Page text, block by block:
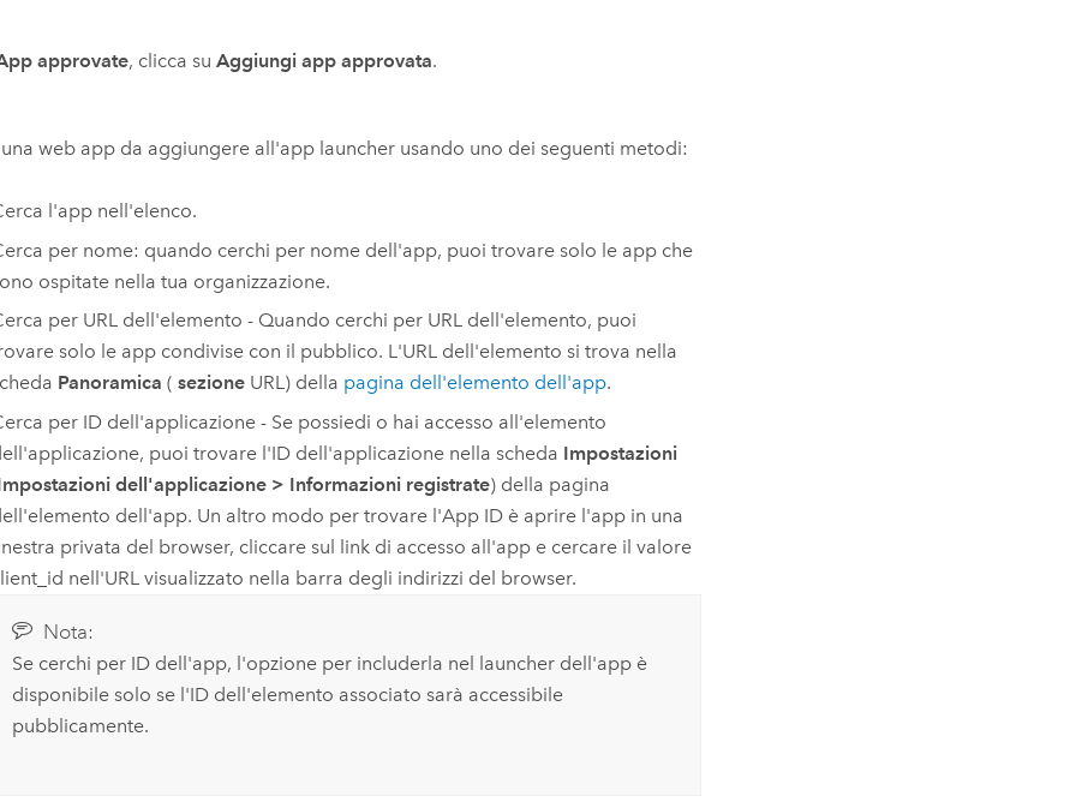
approvate, clicca suAggiungi app approvata.
web app da aggiungere all'app launcher usando uno dei seguenti metodi:
l'app nell'elenco.
per nome: quando cerchi per nome dell'app, puoi trovare solo le app che
ospitate nella tua organizzazione.
per URL dell'elemento - Quando cerchi per URL dell'elemento, puoi
solo le app condivise con il pubblico. L'URL dell'elemento si trova nella
Panoramica ( sezione URL) della pagina dell'elemento dell'app.
per ID dell'applicazione - Se possiedi o hai accesso all'elemento
puoi trovare l'ID dell'applicazione nella scheda Impostazioni
dell'applicazione > Informazioni registrate) della pagina
dell'app. Un altro modo per trovare l'App ID è aprire l'app in una
privata del browser, cliccare sul link di accesso all'app e cercare il valore
nell'URL visualizzato nella barra degli indirizzi del browser.
Nota:
Se cerchi per ID dell'app, l'opzione per includerla nel launcher dell'app è
disponibile solo se l'ID dell'elemento associato sarà accessibile
pubblicamente.